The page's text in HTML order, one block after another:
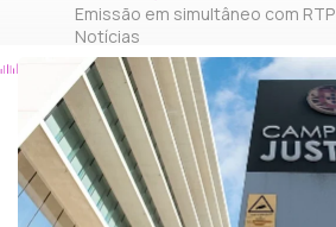
Emissão em simultâneo com RTP
Notícias